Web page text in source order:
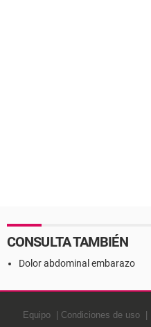
CONSULTA TAMBIÉN
Dolor abdominal embarazo
Equipo Condiciones de uso